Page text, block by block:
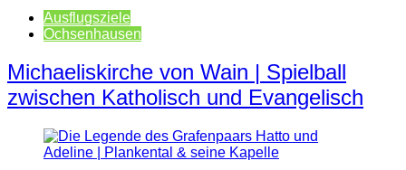
Ausflugsziele
Ochsenhausen
Michaeliskirche von Wain | Spielball
zwischen Katholisch und Evangelisch